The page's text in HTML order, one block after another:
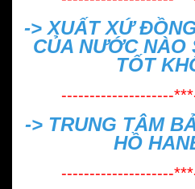
->XUẤT XỨ
CỦA NƯỚC NÀO
TỐT
--------------------
-> TRUNG TÂM
HỒ
--------------------